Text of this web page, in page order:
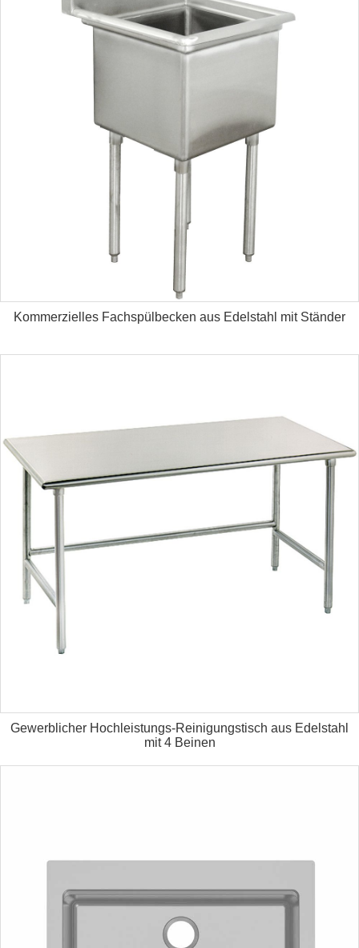
Kommerzielles Fachspülbecken aus Edelstahl mit Ständer
Gewerblicher Hochleistungs-Reinigungstisch aus Edelstahl
mit 4 Beinen